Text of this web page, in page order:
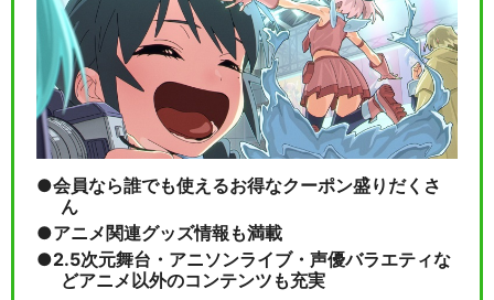
会員なら誰でも使えるお得なクーポン盛りだくさ
ん
アニメ関連グッズ情報も満載
2.5次元舞台・アニソンライブ・声優バラエティな
どアニメ以外のコンテンツも充実